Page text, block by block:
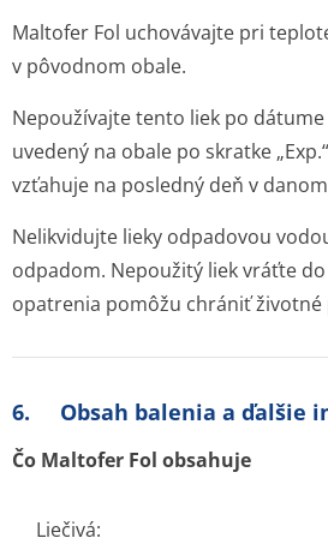
Maltofer Fol uchovávajte pri
v pôvodnom obale.
Nepoužívajte tento liek po
uvedený na obale po skratke
vzťahuje na posledný deň v
Nelikvidujte lieky odpadovou
odpadom. Nepoužitý liek vráťte
opatrenia pomôžu chrániť
6. Obsah balenia a ďalšie
Čo Maltofer Fol obsahuje
Liečivá: